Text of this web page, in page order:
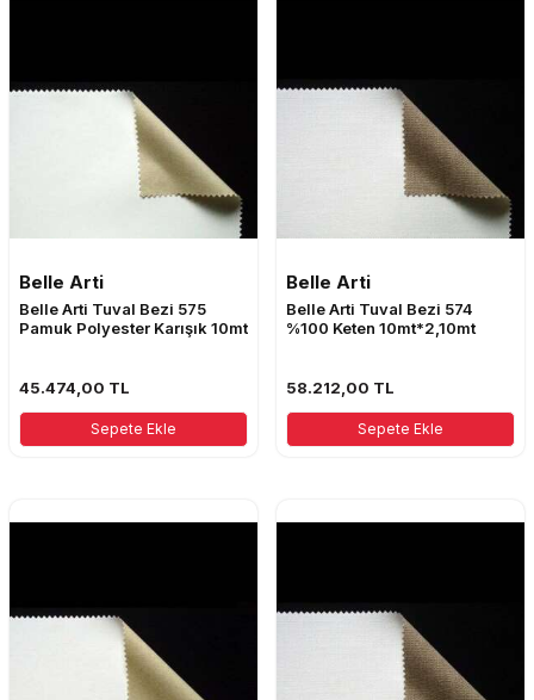
Belle Arti
Belle Arti Tuval Bezi 575
Pamuk Polyester Karışık 10mt
45.474,00 TL
Sepete Ekle
Belle Arti
Belle Arti Tuval Bezi 574
%100 Keten 10mt*2,10mt
58.212,00 TL
Sepete Ekle